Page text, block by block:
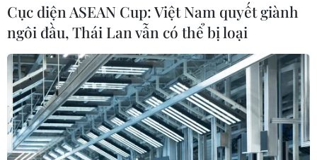
#Xung đột Israel-Hamas
#cộng đồng người Việt Nam tại Israel
#Bảo hộ công dân
#Cải cách tư pháp
Israel
Cục diện ASEAN Cup: Việt Nam quyết giành
ngôi đầu, Thái Lan vẫn có thể bị loại